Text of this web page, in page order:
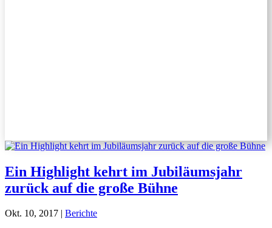
Ein Highlight kehrt im Jubiläumsjahr
zurück auf die große Bühne
Okt. 10, 2017 | Berichte